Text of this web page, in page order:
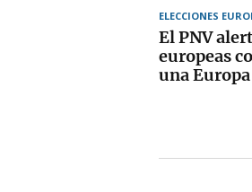
ELECCIONES
El PNV
europeas
una